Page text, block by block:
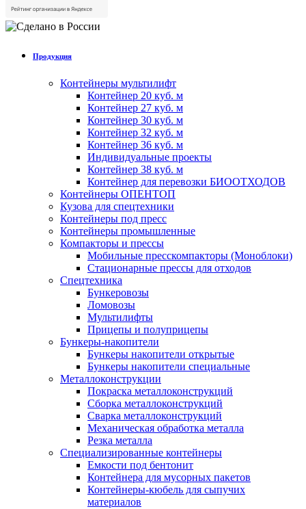
Продукция
Контейнеры мультилифт
Контейнер 20 куб. м
Контейнер 27 куб. м
Контейнер 30 куб. м
Контейнер 32 куб. м
Контейнер 36 куб. м
Индивидуальные проекты
Контейнер 38 куб. м
Контейнер для перевозки БИООТХОДОВ
Контейнеры ОПЕНТОП
Кузова для спецтехники
Контейнеры под пресс
Контейнеры промышленные
Компакторы и прессы
Мобильные пресскомпакторы (Моноблоки)
Стационарные прессы для отходов
Спецтехника
Бункеровозы
Ломовозы
Мультилифты
Прицепы и полуприцепы
Бункеры-накопители
Бункеры накопители открытые
Бункеры накопители специальные
Металлоконструкции
Покраска металлоконструкций
Сборка металлоконструкций
Сварка металлоконструкций
Механическая обработка металла
Резка металла
Специализированные контейнеры
Емкости под бентонит
Контейнера для мусорных пакетов
Контейнеры-кюбель для сыпучих
материалов